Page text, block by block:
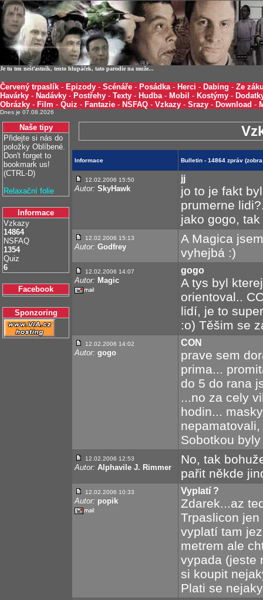
Je tu ten nešťastník, tento hlupáček, tato parodie na muže...
Červený trpaslík - Epizody - Scénáře - Posádka- Herci - Dabing - Ze
Havárky - Nadávky - Postřehy - Texty - Hudba- Mobil - Kostýmy -
Obrázky - Film - Quiz - Fantazie - NSFAQ - Vzkazy - Srazy - Download -
Dnes je 07.08.2026
Naše tipy
Přidejte si nás do
položky Oblíbené.
Don't forget to
bookmark us!
(CTRL-D)
Relaxační folie
Informace
Vzkazy
14864
NSFAQ
1354
Quiz
6
Facebook
Sponzoring
Informace Bulletin - 14864 zpráv
12.02.2006 15:50
Autor: SkyHawk
jj
jo to je fakt
prumerne
jako gogo,
12.02.2006 15:13
Autor: Godfrey
A Magica
vyhejbá :)
12.02.2006 14:07
Autor: Magic
gogo
A tys byl
orientoval..
lidí, je to
:o) Těšim se
12.02.2006 14:02
Autor: gogo
CON
prave sem
prima...
do 5 do rana
...no za cely
hodin...
Sobotkou
12.02.2006 12:53
Autor: Alphavile J. Rimmer
No, tak
pařit někde
12.02.2006 10:33
Autor: popik
Vyplatí ?
Zdarek...az
Trpaslicon
vyplatí tam
metrem ale
vypada (jeste
si koupit
Plati se